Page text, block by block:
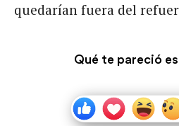
quedarían fuera del
Qué te pareció